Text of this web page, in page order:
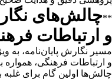
**چالش‌های
و ارتباطات
مسیر نگارش پایان‌نامه، به
و ارتباطات فرهنگی،
چالش‌ها اولین گام برای